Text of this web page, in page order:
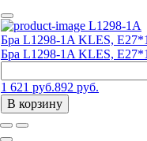
L1298-1A
Бра L1298-1A KLES,
Бра L1298-1A KLES,
1 621 руб.892 руб.
В корзину